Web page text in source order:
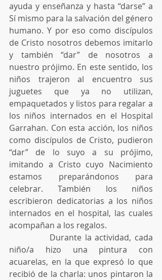
ayuda y enseñanza y hasta “darse” a
Sí mismo para la salvación del género
humano. Y por eso como discípulos
de Cristo nosotros debemos imitarlo
y también “dar” de nosotros a
nuestro prójimo. En este sentido, los
niños trajeron al encuentro sus
juguetes que ya no utilizan,
empaquetados y listos para regalar a
los niños internados en el Hospital
Garrahan. Con esta acción, los niños
como discípulos de Cristo, pudieron
“dar” de lo suyo a su prójimo,
imitando a Cristo cuyo Nacimiento
estamos preparándonos para
celebrar. También los niños
escribieron dedicatorias a los niños
internados en el hospital, las cuales
acompañan a los regalos.
niño/a hizo una pintura con
acuarelas, en la que expresó lo que
recibió de la charla: unos pintaron la